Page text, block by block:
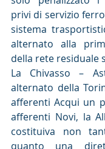
privi di servizio
sistema
alternato alla
della rete residuale
La Chivasso –
alternato della
afferenti Acqui un
afferenti Novi, la
costituiva non
quanto una